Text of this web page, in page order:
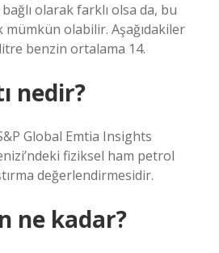
olarak farklı olsa da, bu
olabilir. Aşağıdakiler
benzin ortalama 14.
nedir?
Global Emtia Insights
fiziksel ham petrol
değerlendirmesidir.
ne kadar?